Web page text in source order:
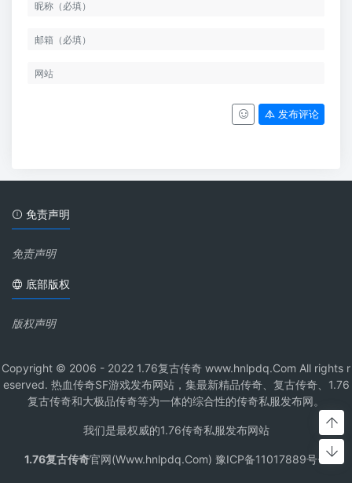
发布评论
免责声明
免责声明
底部版权
版权声明
Copyright © 2006 - 2022 1.76复古传奇 www.hnlpdq.Com All rights r
eserved. 热血传奇SF游戏发布网站，集最新精品传奇、复古传奇、1.76
复古传奇和大极品传奇等为一体的综合性的传奇私服发布网。
我们是最权威的1.76传奇私服发布网站
1.76复古传奇官网(Www.hnlpdq.Com) 豫ICP备11017889号-1